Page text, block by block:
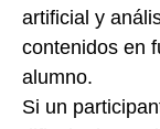
artificial y
contenidos en
alumno.
Si un